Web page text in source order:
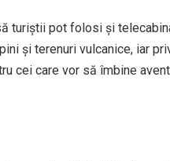
turiștii pot folosi și
și terenuri vulcanice, iar
cei care vor să îmbine